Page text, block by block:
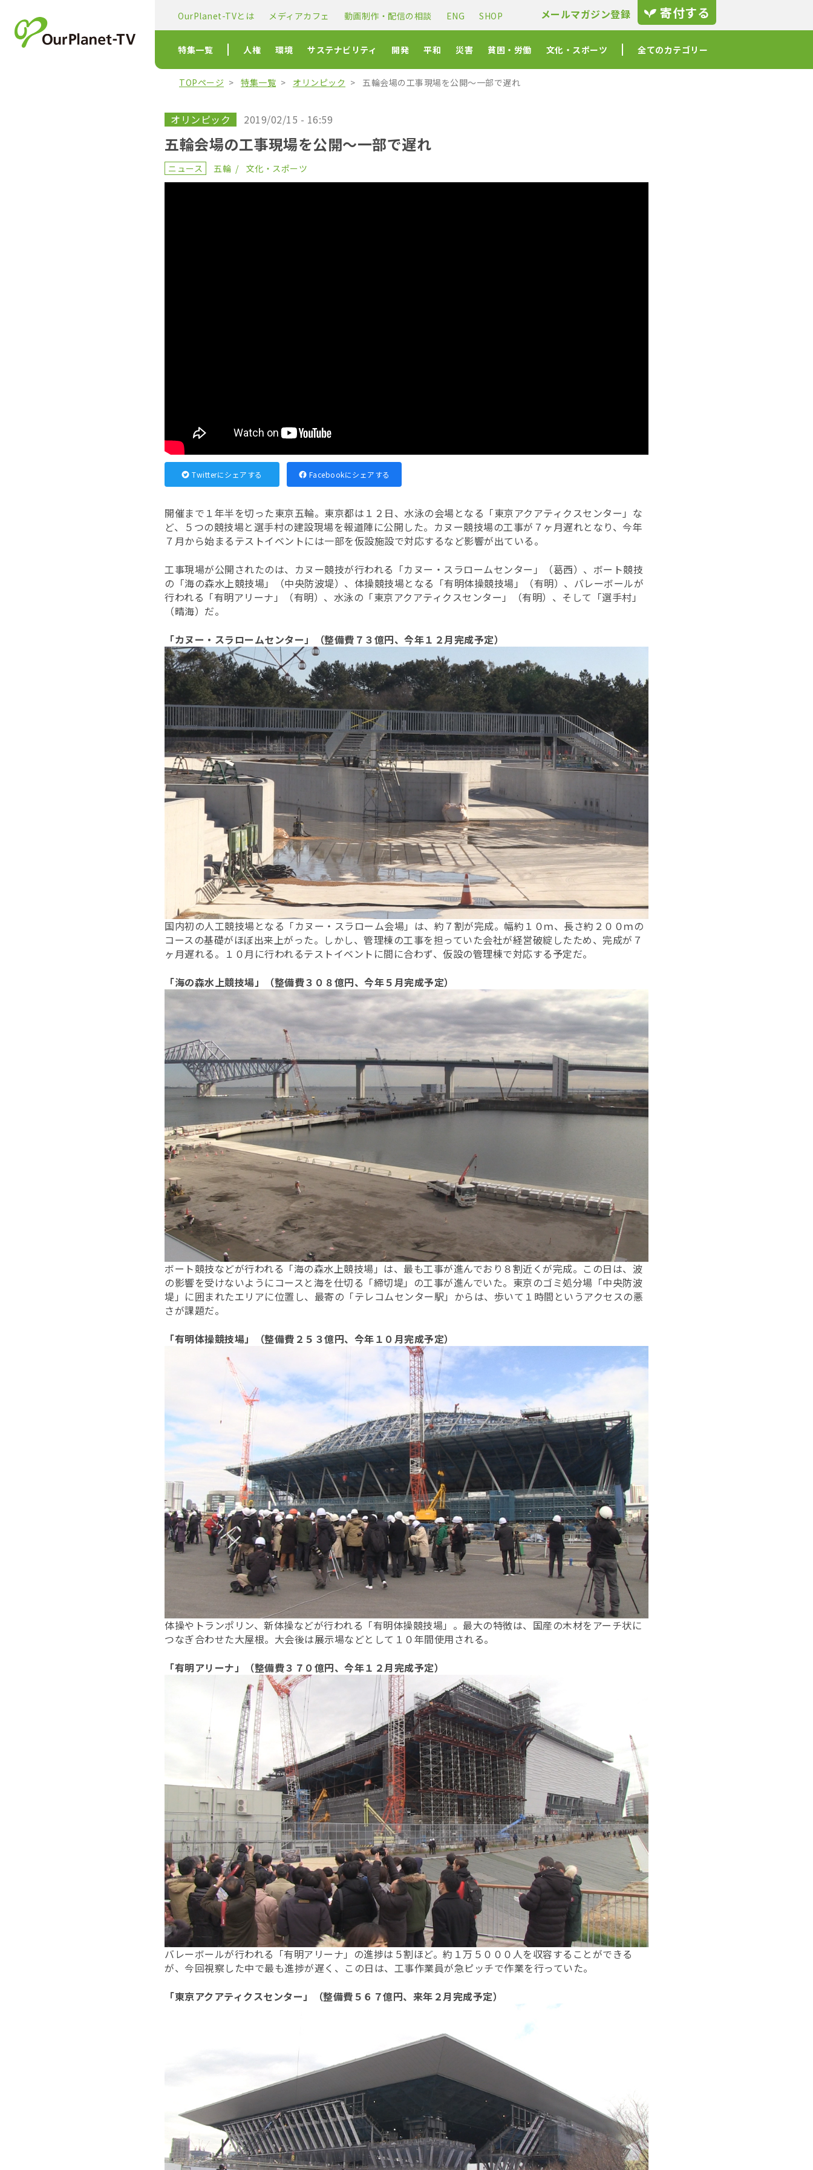
OurPlanet-TVとは メディアカフェ 動画制作・配信の相談 ENG SHOP メールマガジン登録 寄付する
特集一覧 人権 環境 サステナビリティ 開発 平和 災害 貧困・労働 文化・スポーツ 全てのカテゴリー
TOPページ 特集一覧 オリンピック 五輪会場の工事現場を公開～一部で遅れ
オリンピック 2019/02/15 - 16:59
五輪会場の工事現場を公開～一部で遅れ
ニュース 五輪 文化・スポーツ
Twitterにシェアする Facebookにシェアする
開催まで１年半を切った東京五輪。東京都は１２日、水泳の会場となる「東京アクアティクスセンター」な
ど、５つの競技場と選手村の建設現場を報道陣に公開した。カヌー競技場の工事が７ヶ月遅れとなり、今年
７月から始まるテストイベントには一部を仮設施設で対応するなど影響が出ている。
工事現場が公開されたのは、カヌー競技が行われる「カヌー・スラロームセンター」（葛西）、ボート競技
の「海の森水上競技場」（中央防波堤）、体操競技場となる「有明体操競技場」（有明）、バレーボールが
行われる「有明アリーナ」（有明）、水泳の「東京アクアティクスセンター」（有明）、そして「選手村」
（晴海）だ。
「カヌー・スラロームセンター」（整備費７３億円、今年１２月完成予定）
国内初の人工競技場となる「カヌー・スラローム会場」は、約７割が完成。幅約１０ｍ、長さ約２００ｍの
コースの基礎がほぼ出来上がった。しかし、管理棟の工事を担っていた会社が経営破綻したため、完成が７
ヶ月遅れる。１０月に行われるテストイベントに間に合わず、仮設の管理棟で対応する予定だ。
「海の森水上競技場」（整備費３０８億円、今年５月完成予定）
ボート競技などが行われる「海の森水上競技場」は、最も工事が進んでおり８割近くが完成。この日は、波
の影響を受けないようにコースと海を仕切る「締切堤」の工事が進んでいた。東京のゴミ処分場「中央防波
堤」に囲まれたエリアに位置し、最寄の「テレコムセンター駅」からは、歩いて１時間というアクセスの悪
さが課題だ。
「有明体操競技場」（整備費２５３億円、今年１０月完成予定）
体操やトランポリン、新体操などが行われる「有明体操競技場」。最大の特徴は、国産の木材をアーチ状に
つなぎ合わせた大屋根。大会後は展示場などとして１０年間使用される。
「有明アリーナ」（整備費３７０億円、今年１２月完成予定）
バレーボールが行われる「有明アリーナ」の進捗は５割ほど。約１万５０００人を収容することができる
が、今回視察した中で最も進捗が遅く、この日は、工事作業員が急ピッチで作業を行っていた。
「東京アクアティクスセンター」（整備費５６７億円、来年２月完成予定）